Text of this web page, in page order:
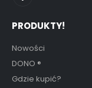
PRODUKTY!
Nowości
DONO ®
Gdzie kupić?